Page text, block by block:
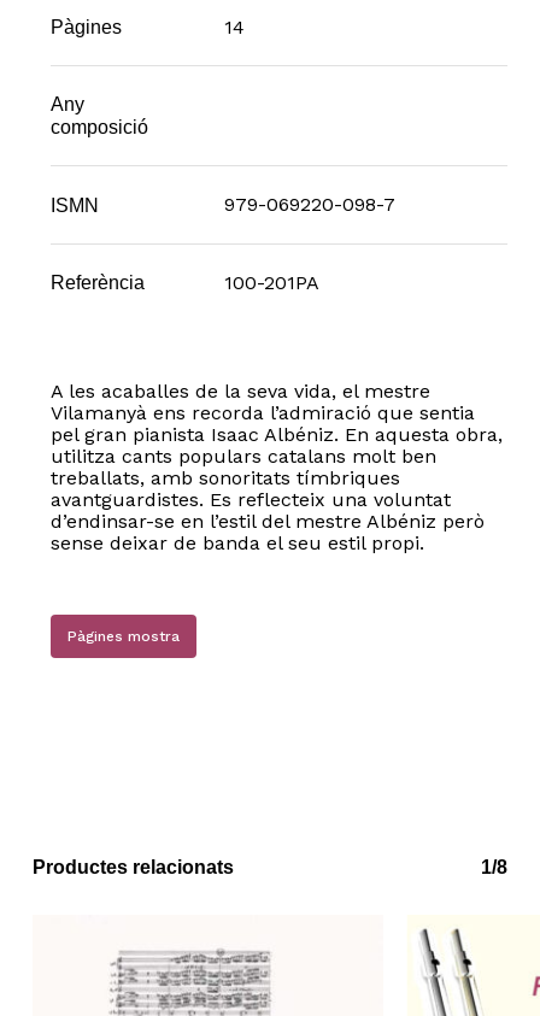
Pàgines 14
Any
composició
ISMN 979-069220-098-7
Referència 100-201PA
A les acaballes de la seva vida, el mestre
Vilamanyà ens recorda l’admiració que sentia
pel gran pianista Isaac Albéniz. En aquesta obra,
utilitza cants populars catalans molt ben
treballats, amb sonoritats tímbriques
avantguardistes. Es reflecteix una voluntat
d’endinsar-se en l’estil del mestre Albéniz però
sense deixar de banda el seu estil propi.
Pàgines mostra
Productes relacionats 1/8